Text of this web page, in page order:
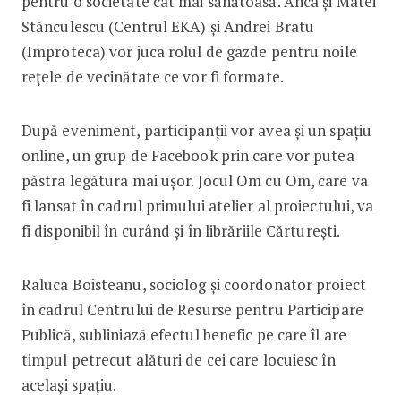
Stănculescu (Centrul EKA) și Andrei Bratu
(Improteca) vor juca rolul de gazde pentru noile
rețele de vecinătate ce vor fi formate.
După eveniment, participanții vor avea și un spațiu
online, un grup de Facebook prin care vor putea
păstra legătura mai ușor. Jocul Om cu Om, care va
fi lansat în cadrul primului atelier al proiectului, va
fi disponibil în curând și în librăriile Cărturești.
Raluca Boisteanu, sociolog și coordonator proiect
în cadrul Centrului de Resurse pentru Participare
Publică, subliniază efectul benefic pe care îl are
timpul petrecut alături de cei care locuiesc în
același spațiu.